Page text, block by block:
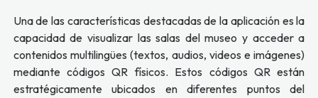
Una de las características destacadas de la aplicación es la
capacidad de visualizar las salas del museo y acceder a
contenidos multilingües (textos, audios, videos e imágenes)
mediante códigos QR físicos. Estos códigos QR están
estratégicamente ubicados en diferentes puntos del